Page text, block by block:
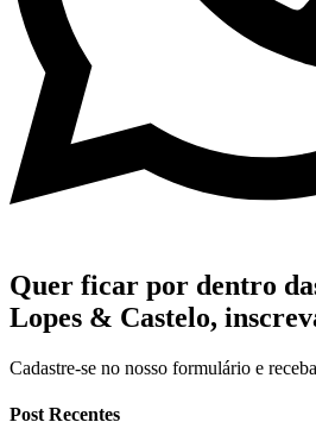
Quer ficar por dentro
Lopes & Castelo,
Cadastre-se no nosso formulário e
Post Recentes